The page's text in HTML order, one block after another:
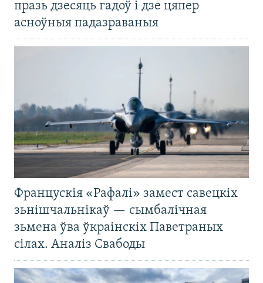
празь дзесяць гадоў і дзе цяпер
асноўныя падазраваныя
Францускія «Рафалі» замест савецкіх
зьнішчальнікаў — сымбалічная
зьмена ўва ўкраінскіх Паветраных
сілах. Аналіз Свабоды